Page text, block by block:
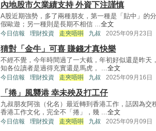
內地股市欠業績支持 外資下注謹慎
A股近期強勢，多了兩種朋友，第一種是「貼中」的
假歐遊；另一種則是長期不相信 ...全文
今日信報 理財投資 走夾唔唞 九叔 2025年09月23日
猜對「金牛」可喜 賺錢才真快樂
不經不覺，今年時間過了一大截，年初好似還是昨天
知各位讀者是過得充實還是馬虎， ...全文
今日信報 理財投資 走夾唔唞 九叔 2025年09月16日
「捲」風襲港 幸未殃及打工仔
九叔朋友阿強（化名）最近轉到香港工作，話因為交
香港工作文化，完全不「捲」，幾 ... 全文
今日信報 理財投資 走夾唔唞 九叔 2025年09月09日